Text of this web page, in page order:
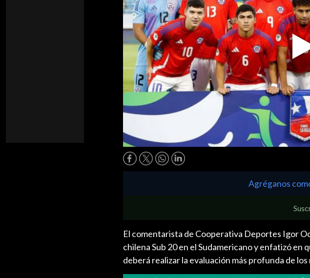
Play
Video
Agréganos
El comentarista de Cooperativa Deportes Igor
chilena Sub 20 en el Sudamericano y enfatizó
deberá realizar la evaluación más profunda de